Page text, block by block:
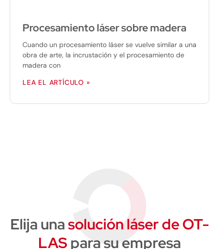
Procesamiento láser sobre madera
Cuando un procesamiento láser se vuelve similar a una
obra de arte, la incrustación y el procesamiento de
madera con
LEA EL ARTÍCULO »
Elija unasolución láser de OT-
LAS para su empresa